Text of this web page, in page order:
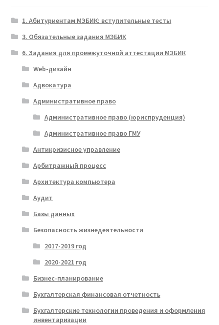
1. Абитуриентам МЭБИК: вступительные тесты
3. Обязательные задания МЭБИК
6. Задания для промежуточной аттестации МЭБИК
Web-дизайн
Адвокатура
Административное право
Административное право (юриспруденция)
Административное право ГМУ
Антикризисное управление
Арбитражный процесс
Архитектура компьютера
Аудит
Базы данных
Безопасность жизнедеятельности
2017-2019 год
2020-2021 год
Бизнес-планирование
Бухгалтерская финансовая отчетность
Бухгалтерские технологии проведения и оформления
инвентаризации